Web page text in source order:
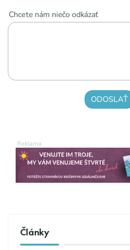
Chcete nám niečo odkázať
ODOSLAŤ
Články